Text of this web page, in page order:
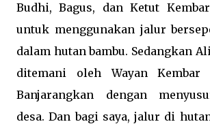
Budhi, Bagus, dan Ketut
untuk menggunakan jalur
dalam hutan bambu. Sedangkan
ditemani oleh Wayan Kembar
Banjarangkan dengan
desa. Dan bagi saya, jalur di